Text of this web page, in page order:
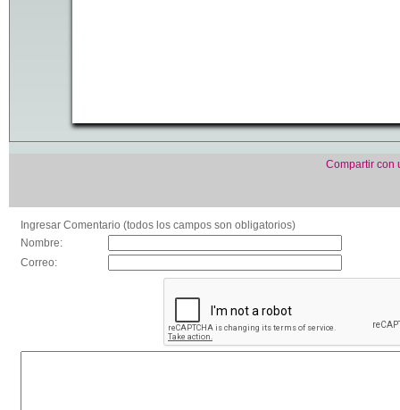
Compartir con
Ingresar Comentario (todos los campos son obligatorios)
Nombre:
Correo: